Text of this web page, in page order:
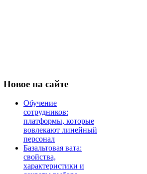
Новое на сайте
Обучение
сотрудников:
платформы, которые
вовлекают линейный
персонал
Базальтовая вата:
свойства,
характеристики и